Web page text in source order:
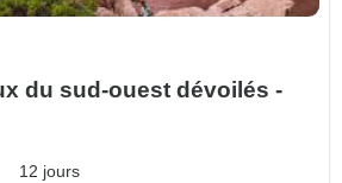
du sud-ouest dévoilés -
12 jours